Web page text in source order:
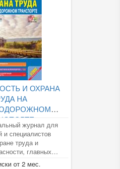
И ОХРАНА
НА
журнал для
и специалистов
труда и
главных
от 2 мес.